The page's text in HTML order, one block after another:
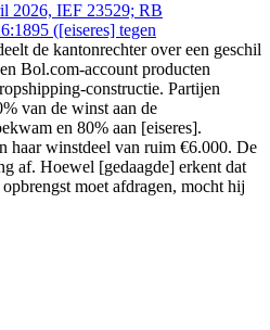
2026, IEF 23529; RB
([eiseres] tegen
de kantonrechter over een geschil
Bol.com-account producten
constructie. Partijen
van de winst aan de
en 80% aan [eiseres].
haar winstdeel van ruim €6.000. De
af. Hoewel [gedaagde] erkent dat
moet afdragen, mocht hij